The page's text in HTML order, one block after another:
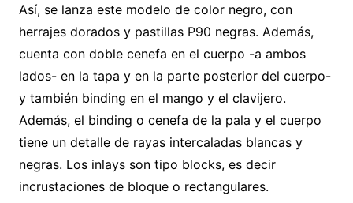
Así, se lanza este modelo de color negro, con
herrajes dorados y pastillas P90 negras. Además,
cuenta con doble cenefa en el cuerpo -a ambos
lados- en la tapa y en la parte posterior del cuerpo-
y también binding en el mango y el clavijero.
Además, el binding o cenefa de la pala y el cuerpo
tiene un detalle de rayas intercaladas blancas y
negras. Los inlays son tipo blocks, es decir
incrustaciones de bloque o rectangulares.